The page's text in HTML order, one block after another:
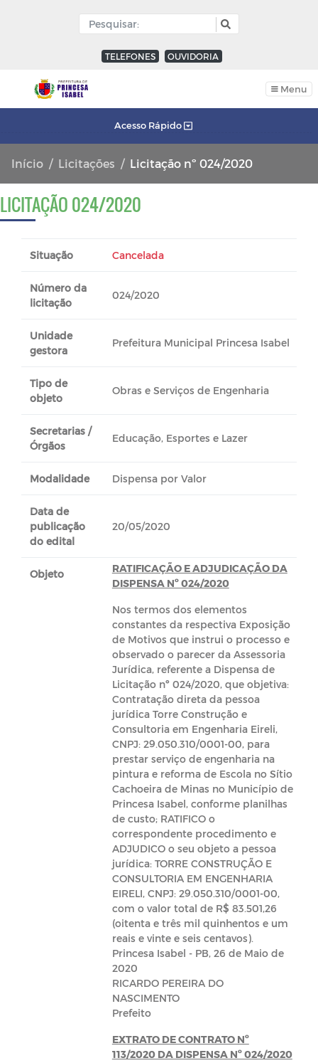
TELEFONES OUVIDORIA
Menu
Acesso Rápido
Início Licitações Licitação nº 024/2020
LICITAÇÃO 024/2020
Situação Cancelada
Número da
licitação
024/2020
Unidade
gestora
Prefeitura Municipal Princesa Isabel
Tipo de
objeto
Obras e Serviços de Engenharia
Secretarias /
Órgãos
Educação, Esportes e Lazer
Modalidade Dispensa por Valor
Data de
publicação
do edital
20/05/2020
Objeto
RATIFICAÇÃO E ADJUDICAÇÃO DA
DISPENSA Nº 024/2020
Nos termos dos elementos
constantes da respectiva Exposição
de Motivos que instrui o processo e
observado o parecer da Assessoria
Jurídica, referente a Dispensa de
Licitação nº 024/2020, que objetiva:
Contratação direta da pessoa
jurídica Torre Construção e
Consultoria em Engenharia Eireli,
CNPJ: 29.050.310/0001-00, para
prestar serviço de engenharia na
pintura e reforma de Escola no Sítio
Cachoeira de Minas no Município de
Princesa Isabel, conforme planilhas
de custo; RATIFICO o
correspondente procedimento e
ADJUDICO o seu objeto a pessoa
jurídica: TORRE CONSTRUÇÃO E
CONSULTORIA EM ENGENHARIA
EIRELI, CNPJ: 29.050.310/0001-00,
com o valor total de R$ 83.501,26
(oitenta e três mil quinhentos e um
reais e vinte e seis centavos).
Princesa Isabel - PB, 26 de Maio de
2020
RICARDO PEREIRA DO
NASCIMENTO
Prefeito
EXTRATO DE CONTRATO Nº
113/2020 DA DISPENSA Nº 024/2020